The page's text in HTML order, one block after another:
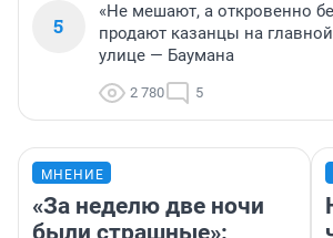
5
«Не мешают, а откровенно
продают казанцы на
улице — Баумана
2 780 5
МНЕНИЕ
«За неделю две ночи
были страшные»: